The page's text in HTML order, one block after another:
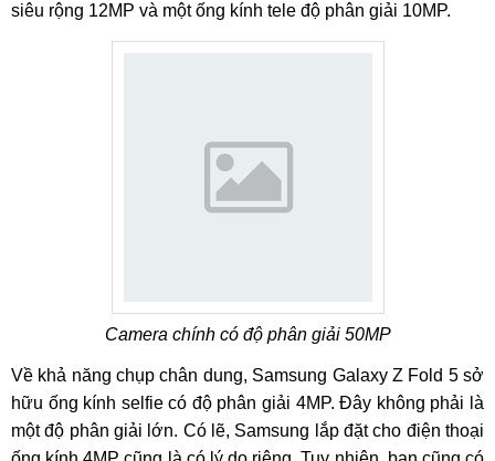
siêu rộng 12MP và một ống kính tele độ phân giải 10MP.
Camera chính có độ phân giải 50MP
Về khả năng chụp chân dung, Samsung Galaxy Z Fold 5 sở
hữu ống kính selfie có độ phân giải 4MP. Đây không phải là
một độ phân giải lớn. Có lẽ, Samsung lắp đặt cho điện thoại